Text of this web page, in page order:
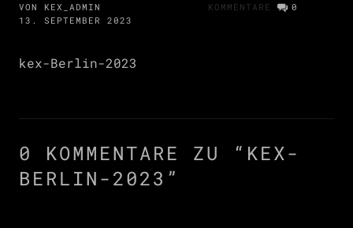
VON KEX_ADMIN
13. SEPTEMBER 2023
KOMMENTARE 0
kex-Berlin-2023
0 KOMMENTARE ZU “ KEX-
BERLIN-2023 ”